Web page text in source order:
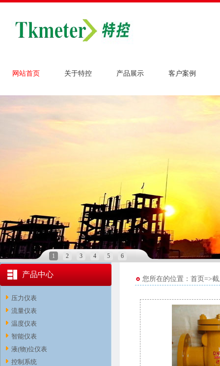
网站首页 关于特控 产品展示 客户案例
1 2 3 4 5 6
产品中心
压力仪表
流量仪表
温度仪表
智能仪表
液(物)位仪表
控制系统
您所在的位置：首页=>